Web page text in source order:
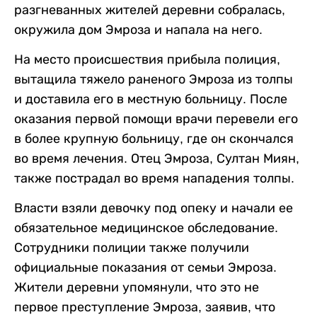
разгневанных жителей деревни собралась,
окружила дом Эмроза и напала на него.
На место происшествия прибыла полиция,
вытащила тяжело раненого Эмроза из толпы
и доставила его в местную больницу. После
оказания первой помощи врачи перевели его
в более крупную больницу, где он скончался
во время лечения. Отец Эмроза, Султан Миян,
также пострадал во время нападения толпы.
Власти взяли девочку под опеку и начали ее
обязательное медицинское обследование.
Сотрудники полиции также получили
официальные показания от семьи Эмроза.
Жители деревни упомянули, что это не
первое преступление Эмроза, заявив, что